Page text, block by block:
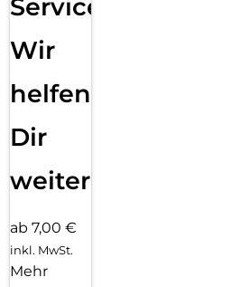
Service:
Wir
helfen
Dir
weiter
ab 7,00 €
inkl. MwSt.
Mehr